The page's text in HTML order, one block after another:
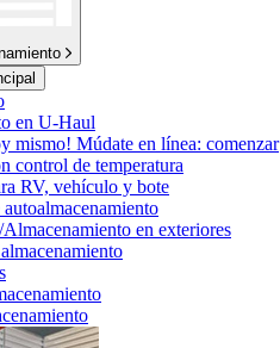
en U-Haul
mismo! Múdate en línea: comenzar
control de temperatura
RV, vehículo y bote
en exteriores